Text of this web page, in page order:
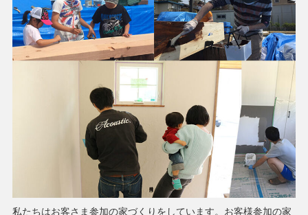
私たちはお客さま参加の家づくりをしています。お客様参加の家